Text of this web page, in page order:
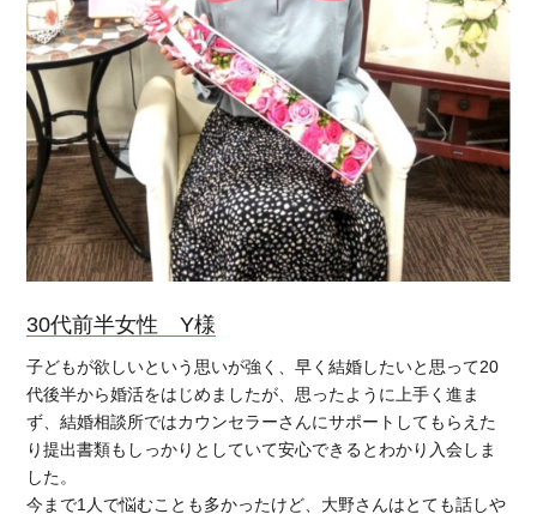
30代前半女性 Y様
子どもが欲しいという思いが強く、早く結婚したいと思って20
代後半から婚活をはじめましたが、思ったように上手く進ま
ず、結婚相談所ではカウンセラーさんにサポートしてもらえた
り提出書類もしっかりとしていて安心できるとわかり入会しま
した。
今まで1人で悩むことも多かったけど、大野さんはとても話しや